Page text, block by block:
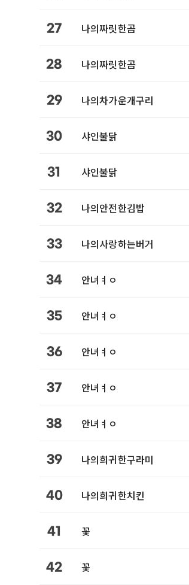
27 나의짜릿한곰
28 나의짜릿한곰
29 나의차가운개구리
30 샤인불닭
31 샤인불닭
32 나의안전한김밥
33 나의사랑하는버거
34 안녀ㅕㅇ
35 안녀ㅕㅇ
36 안녀ㅕㅇ
37 안녀ㅕㅇ
38 안녀ㅕㅇ
39 나의희귀한구라미
40 나의희귀한치킨
41 꽃
42 꽃